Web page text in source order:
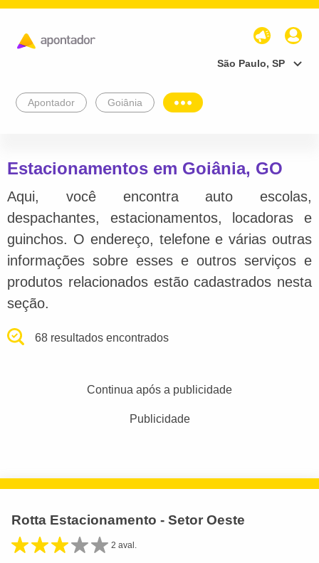
São Paulo, SP
Apontador Goiânia
Estacionamentos em Goiânia, GO
Aqui, você encontra auto escolas,
despachantes, estacionamentos, locadoras e
guinchos. O endereço, telefone e várias outras
informações sobre esses e outros serviços e
produtos relacionados estão cadastrados nesta
seção.
68 resultados encontrados
Continua após a publicidade
Publicidade
Rotta Estacionamento - Setor Oeste
2 aval.